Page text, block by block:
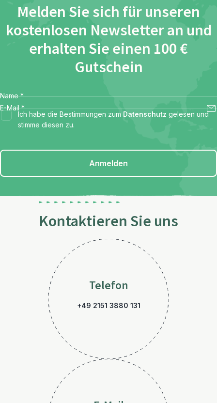
Melden Sie sich für unseren
kostenlosen Newsletter an und
erhalten Sie einen 100 €
Gutschein
Name *
E-Mail *
Ich habe die Bestimmungen zum Datenschutz gelesen und
stimme diesen zu.
Anmelden
Kontaktieren Sie uns
Telefon
+49 2151 3880 131